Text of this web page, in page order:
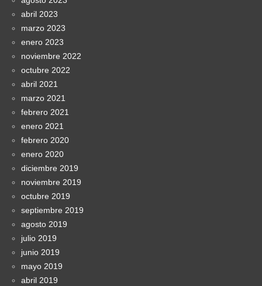
abril 2023
marzo 2023
enero 2023
noviembre 2022
octubre 2022
abril 2021
marzo 2021
febrero 2021
enero 2021
febrero 2020
enero 2020
diciembre 2019
noviembre 2019
octubre 2019
septiembre 2019
agosto 2019
julio 2019
junio 2019
mayo 2019
abril 2019